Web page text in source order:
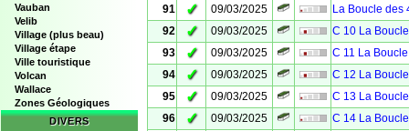
Vauban
Velib
Village (plus beau)
Village étape
Ville touristique
Volcan
Wallace
Zones Géologiques
DIVERS
91
✓ 09/03/2025
La Boucle des
92
✓ 09/03/2025
C 10 La
93
✓ 09/03/2025
C 11 La
94
✓ 09/03/2025
C 12 La
95
✓ 09/03/2025
C 13 La
96
✓ 09/03/2025
C 14 La